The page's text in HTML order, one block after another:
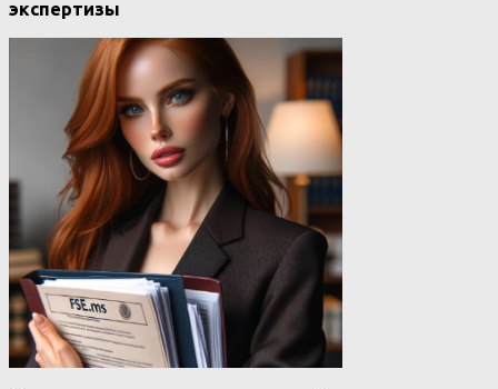
экспертизы